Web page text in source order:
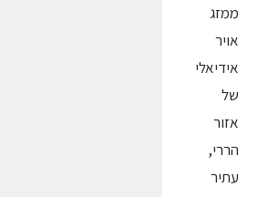
ממזג
אויר
אידיאלי
של
אזור
הררי,
עתיר